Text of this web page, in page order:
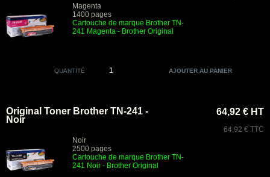
Magenta
1400 pages
Cartouche de marque Brother TN-
241 Magenta - Brother Original
QUANTITÉ
Original Toner Brother TN-241 -
Noir
Noir
2500 pages
Cartouche de marque Brother TN-
241 Noir - Brother Original
64,92 € HT
64,92 € TTC